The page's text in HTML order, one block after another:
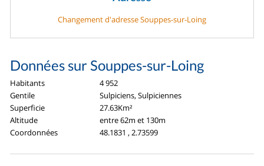
Changement d'adresse Souppes-sur-Loing
Données sur Souppes-sur-Loing
Habitants
4 952
Gentile
Sulpiciens, Sulpiciennes
Superficie
27.63Km²
Altitude
entre 62m et 130m
Coordonnées
48.1831 , 2.73599